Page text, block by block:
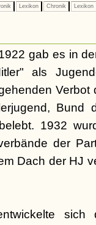
Lexikon Chronik Lexikon
gab es in
als
Verbot
Bund
1932
der
Dach der HJ